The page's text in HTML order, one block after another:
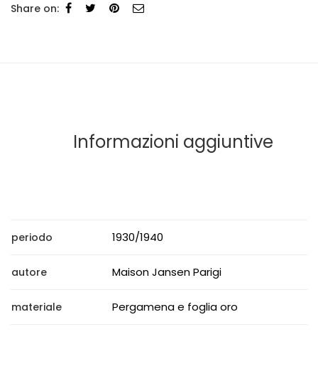
Share on:
Informazioni aggiuntive
periodo 1930/1940
autore Maison Jansen Parigi
materiale Pergamena e foglia oro